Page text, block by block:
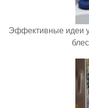
Эффективные идеи